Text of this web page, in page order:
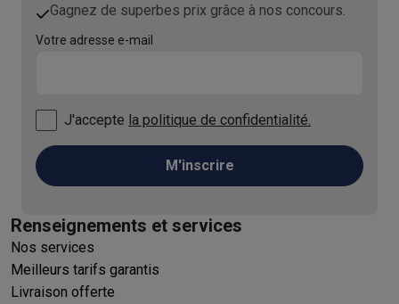
Gagnez de superbes prix grâce à nos concours.
Votre adresse e-mail
J'accepte la politique de confidentialité.
M'inscrire
Renseignements et services
Nos services
Meilleurs tarifs garantis
Livraison offerte